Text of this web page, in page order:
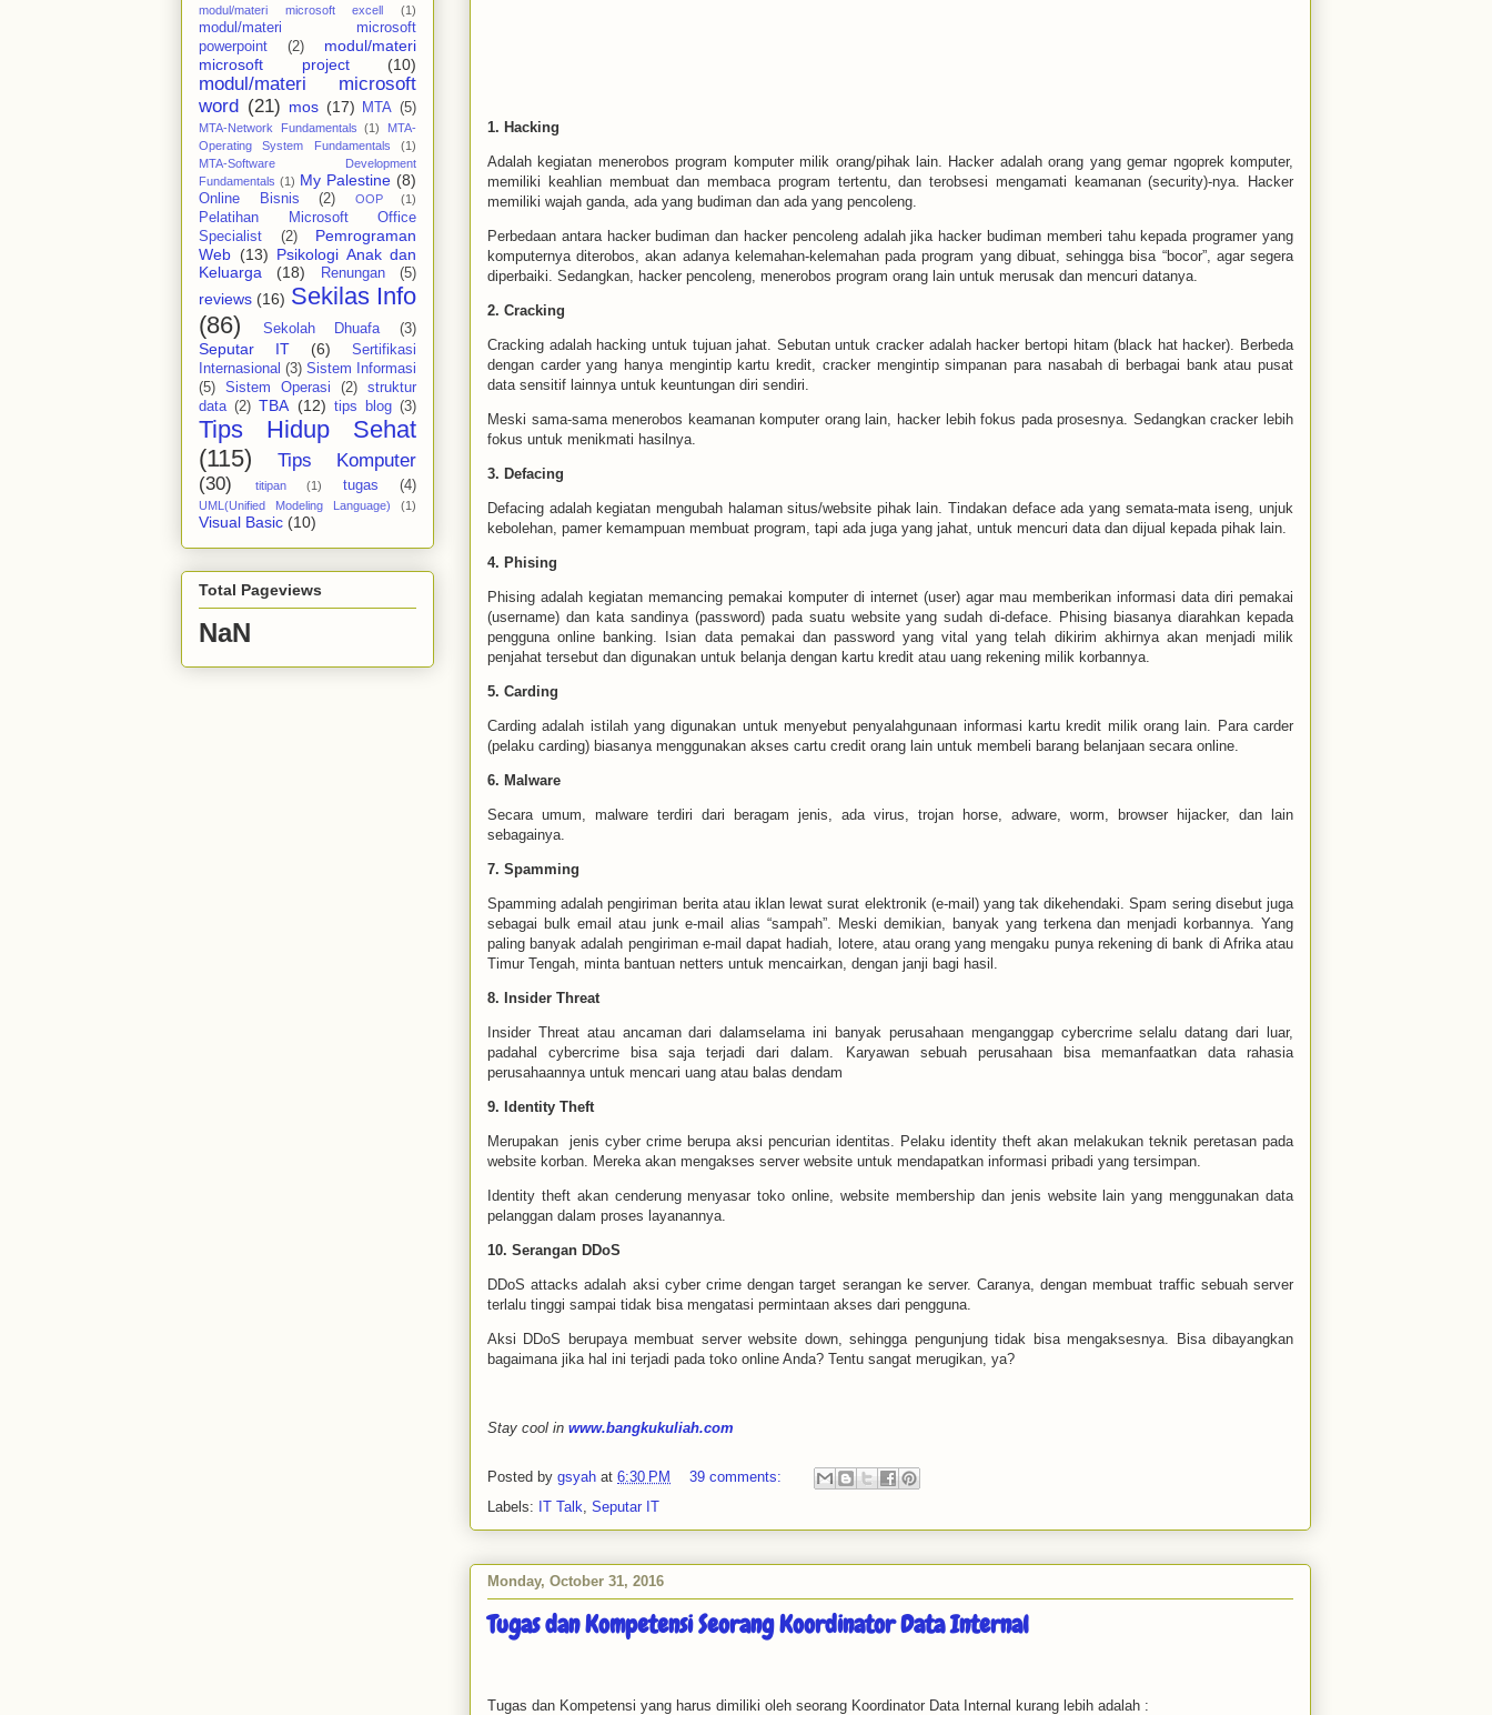
1. Hacking
Adalah kegiatan menerobos program komputer milik orang/pihak lain. Hacker adalah orang yang gemar ngoprek komputer,
memiliki keahlian membuat dan membaca program tertentu, dan terobsesi mengamati keamanan (security)-nya. Hacker
memiliki wajah ganda, ada yang budiman dan ada yang pencoleng.
Perbedaan antara hacker budiman dan hacker pencoleng adalah jika hacker budiman memberi tahu kepada programer yang
komputernya diterobos, akan adanya kelemahan-kelemahan pada program yang dibuat, sehingga bisa “bocor”, agar segera
diperbaiki. Sedangkan, hacker pencoleng, menerobos program orang lain untuk merusak dan mencuri datanya.
2. Cracking
Cracking adalah hacking untuk tujuan jahat. Sebutan untuk cracker adalah hacker bertopi hitam (black hat hacker). Berbeda
dengan carder yang hanya mengintip kartu kredit, cracker mengintip simpanan para nasabah di berbagai bank atau pusat
data sensitif lainnya untuk keuntungan diri sendiri.
Meski sama-sama menerobos keamanan komputer orang lain, hacker lebih fokus pada prosesnya. Sedangkan cracker lebih
fokus untuk menikmati hasilnya.
3. Defacing
Defacing adalah kegiatan mengubah halaman situs/website pihak lain. Tindakan deface ada yang semata-mata iseng, unjuk
kebolehan, pamer kemampuan membuat program, tapi ada juga yang jahat, untuk mencuri data dan dijual kepada pihak lain.
4. Phising
Phising adalah kegiatan memancing pemakai komputer di internet (user) agar mau memberikan informasi data diri pemakai
(username) dan kata sandinya (password) pada suatu website yang sudah di-deface. Phising biasanya diarahkan kepada
pengguna online banking. Isian data pemakai dan password yang vital yang telah dikirim akhirnya akan menjadi milik
penjahat tersebut dan digunakan untuk belanja dengan kartu kredit atau uang rekening milik korbannya.
5. Carding
Carding adalah istilah yang digunakan untuk menyebut penyalahgunaan informasi kartu kredit milik orang lain. Para carder
(pelaku carding) biasanya menggunakan akses cartu credit orang lain untuk membeli barang belanjaan secara online.
6. Malware
Secara umum, malware terdiri dari beragam jenis, ada virus, trojan horse, adware, worm, browser hijacker, dan lain
sebagainya.
7. Spamming
Spamming adalah pengiriman berita atau iklan lewat surat elektronik (e-mail) yang tak dikehendaki. Spam sering disebut juga
sebagai bulk email atau junk e-mail alias “sampah”. Meski demikian, banyak yang terkena dan menjadi korbannya. Yang
paling banyak adalah pengiriman e-mail dapat hadiah, lotere, atau orang yang mengaku punya rekening di bank di Afrika atau
Timur Tengah, minta bantuan netters untuk mencairkan, dengan janji bagi hasil.
8. Insider Threat
Insider Threat atau ancaman dari dalamselama ini banyak perusahaan menganggap cybercrime selalu datang dari luar,
padahal cybercrime bisa saja terjadi dari dalam. Karyawan sebuah perusahaan bisa memanfaatkan data rahasia
perusahaannya untuk mencari uang atau balas dendam
9. Identity Theft
Merupakan jenis cyber crime berupa aksi pencurian identitas. Pelaku identity theft akan melakukan teknik peretasan pada
website korban. Mereka akan mengakses server website untuk mendapatkan informasi pribadi yang tersimpan.
Identity theft akan cenderung menyasar toko online, website membership dan jenis website lain yang menggunakan data
pelanggan dalam proses layanannya.
10. Serangan DDoS
DDoS attacks adalah aksi cyber crime dengan target serangan ke server. Caranya, dengan membuat traffic sebuah server
terlalu tinggi sampai tidak bisa mengatasi permintaan akses dari pengguna.
Aksi DDoS berupaya membuat server website down, sehingga pengunjung tidak bisa mengaksesnya. Bisa dibayangkan
bagaimana jika hal ini terjadi pada toko online Anda? Tentu sangat merugikan, ya?
Stay cool in www.bangkukuliah.com
Posted by gsyah at 6:30 PM
39 comments:
Labels: IT Talk, Seputar IT
Monday, October 31, 2016
Tugas dan Kompetensi Seorang Koordinator Data Internal
Tugas dan Kompetensi yang harus dimiliki oleh seorang Koordinator Data Internal kurang lebih adalah :
modul/materi microsoft excell (1)
modul/materi microsoft
powerpoint
(2)
modul/materi
microsoft project
(10)
modul/materi microsoft
word (21) mos (17) MTA (5)
MTA-Network Fundamentals (1)
MTA-
Operating System Fundamentals
(1)
MTA-Software Development
Fundamentals (1) My Palestine (8)
Online Bisnis (2) OOP (1)
Pelatihan Microsoft Office
Specialist
(2)
Pemrograman
Web (13) Psikologi Anak dan
Keluarga
(18) Renungan (5)
reviews (16) Sekilas Info
(86)
Sekolah Dhuafa (3)
Seputar IT (6)
Sertifikasi
Internasional (3) Sistem Informasi
(5)
Sistem Operasi (2)
struktur
data (2) TBA (12) tips blog (3)
Tips Hidup Sehat
(115)
Tips Komputer
(30)
titipan (1) tugas (4)
UML(Unified Modeling Language) (1)
Visual Basic (10)
Total Pageviews
NaN